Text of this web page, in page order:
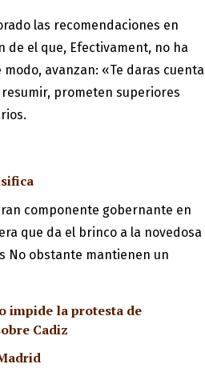
las recomendaciones en
de el que, Efectivament, no ha
avanzan: «Te daras cuenta
prometen superiores
componente gobernante en
que da el brinco a la novedosa
No obstante mantienen un
impide la protesta de
Cadiz